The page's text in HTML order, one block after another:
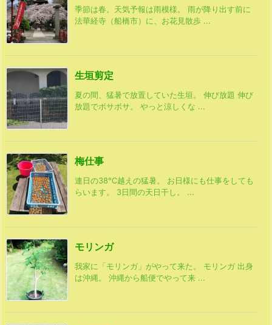
季節は春。天気予報は雨模様。 雨が降り出す前に
法華経寺（船橋市）に、お花見散歩 ...
生垣剪定
夏の間、猛暑で放置していた生垣。 伸び放題 伸び
放題でボサボサ。 やっと涼しくな ...
梅仕事
連日の38℃越えの猛暑。 お日様にも仕事をしても
らいます。 3日間の天日干し。 ...
モリンガ
我家に「モリンガ」がやって来た。 モリンガ 出身
は沖縄。 沖縄から船便でやって来 ...